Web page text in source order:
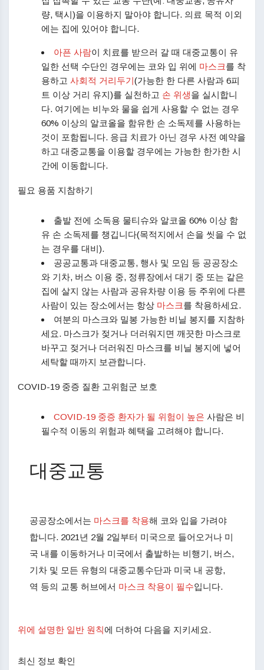
량, 택시)을 이용하지 말아야 합니다. 의료 목적 이외
에는 집에 있어야 합니다.
아픈 사람이 치료를 받으러 갈 때 대중교통이 유
일한 선택 수단인 경우에는 코와 입 위에 마스크를 착
용하고 사회적 거리두기(가능한 한 다른 사람과 6피
트 이상 거리 유지)를 실천하고 손 위생을 실시합니
다. 여기에는 비누와 물을 쉽게 사용할 수 없는 경우
60% 이상의 알코올을 함유한 손 소독제를 사용하는
것이 포함됩니다. 응급 치료가 아닌 경우 사전 예약을
하고 대중교통을 이용할 경우에는 가능한 한가한 시
간에 이동합니다.
필요 용품 지참하기
출발 전에 소독용 물티슈와 알코올 60% 이상 함
유 손 소독제를 챙깁니다(목적지에서 손을 씻을 수 없
는 경우를 대비).
공공교통과 대중교통, 행사 및 모임 등 공공장소
와 기차, 버스 이용 중, 정류장에서 대기 중 또는 같은
집에 살지 않는 사람과 공유차량 이용 등 주위에 다른
사람이 있는 장소에서는 항상 마스크를 착용하세요.
여분의 마스크와 밀봉 가능한 비닐 봉지를 지참하
세요. 마스크가 젖거나 더러워지면 깨끗한 마스크로
바꾸고 젖거나 더러워진 마스크를 비닐 봉지에 넣어
세탁할 때까지 보관합니다.
COVID-19 중증 질환 고위험군 보호
COVID-19 중증 환자가 될 위험이 높은 사람은 비
필수적 이동의 위험과 혜택을 고려해야 합니다.
대중교통
공공장소에서는 마스크를 착용해 코와 입을 가려야
합니다. 2021년 2월 2일부터 미국으로 들어오거나 미
국 내를 이동하거나 미국에서 출발하는 비행기, 버스,
기차 및 모든 유형의 대중교통수단과 미국 내 공항,
역 등의 교통 허브에서 마스크 착용이 필수입니다.​
위에 설명한 일반 원칙에 더하여 다음을 지키세요.
최신 정보 확인